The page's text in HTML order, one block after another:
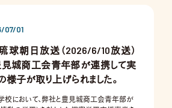
07/01
琉球朝日放送（2026/6/10放送）
見城商工会青年部が連携して実
子が取り上げられました。
において、弊社と豊見城商工会青年部が